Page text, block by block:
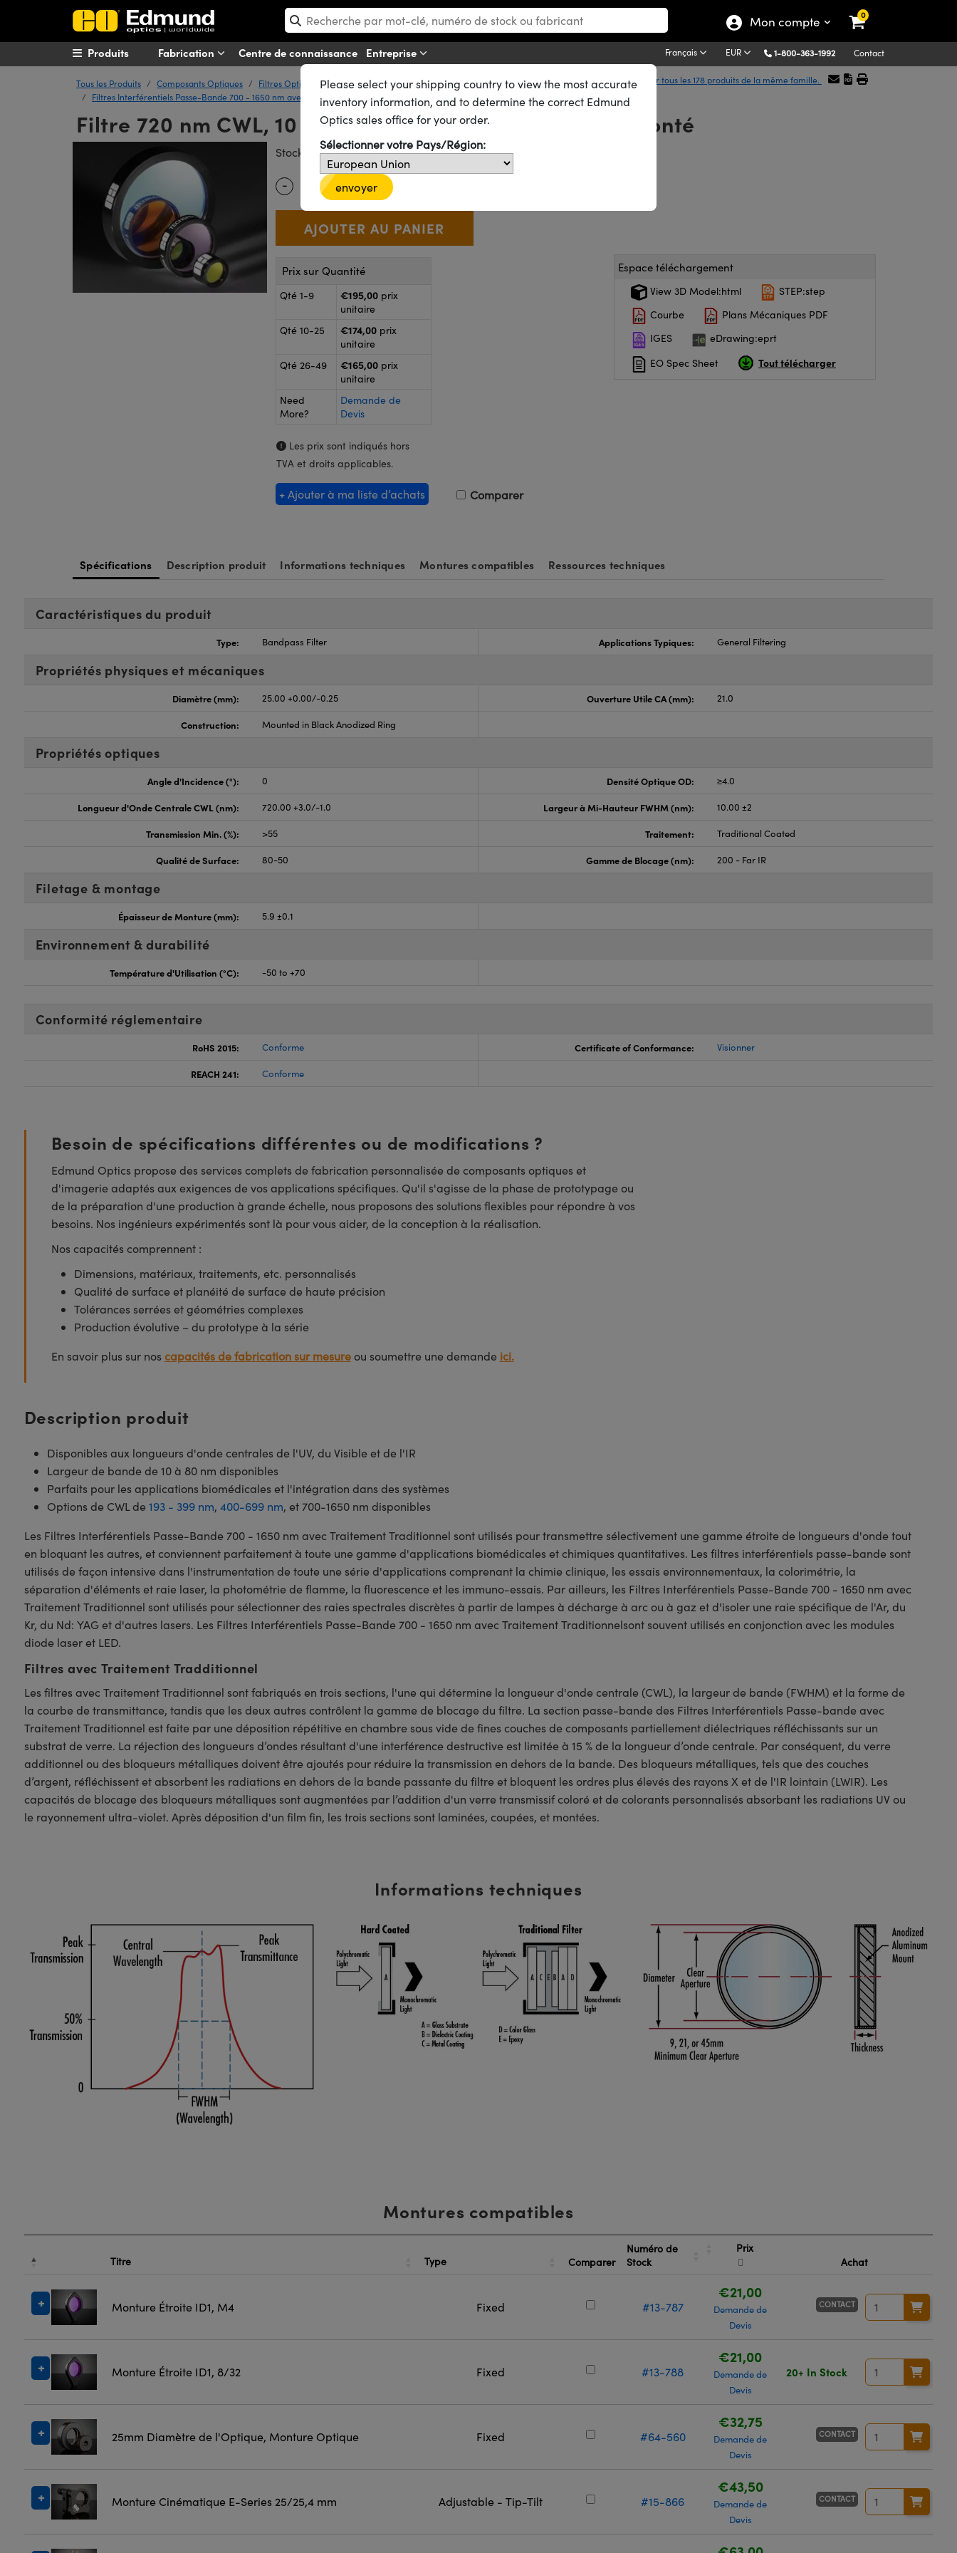
Mon compte 0
Fabrication Centre de connaissance Entreprise Français EUR 1-800-363-1992 Contact
Produits
Tous les Produits Composants Optiques Filtres Optiques
Filtres Passe-Bande
Filtres Interférentiels Passe-Bande 700 - 1650 nm avec Traitement Traditionnel
Afficher tous les 178 produits de la même famille.
Filtre 720 nm CWL, 10 nm FWHM, 25 mm de Diamètre Monté
Stock #67-840 5 In Stock
Quantity Selector
- Use the plus and minus buttons to adjust the quantity.
+ €195,00
Prix sur Quantité
Qté 1-9 €195,00 prix
unitaire
Qté 10-25
€174,00 prix
unitaire
Qté 26-49
€165,00 prix
unitaire
Need
More?
Demande de
Devis
Les prix sont indiqués hors
TVA et droits applicables.
+ Ajouter à ma liste d’achats Comparer
Espace téléchargement
View 3D Model:html
STEP:step
Courbe
Plans Mécaniques PDF
IGES
eDrawing:eprt
EO Spec Sheet
Tout télécharger
Spécifications Description produit Informations techniques Montures compatibles Ressources techniques
Caractéristiques du produit
Type: Bandpass Filter Applications Typiques: General Filtering
Propriétés physiques et mécaniques
Diamètre (mm): 25.00 +0.00/-0.25 Ouverture Utile CA (mm): 21.0
Construction: Mounted in Black Anodized Ring
Propriétés optiques
Angle d'Incidence (°): 0 Densité Optique OD: ≥4.0
Longueur d'Onde Centrale CWL (nm): 720.00 +3.0/-1.0 Largeur à Mi-Hauteur FWHM (nm): 10.00 ±2
Transmission Min. (%): >55 Traitement: Traditional Coated
Qualité de Surface: 80-50 Gamme de Blocage (nm): 200 - Far IR
Filetage & montage
Épaisseur de Monture (mm): 5.9 ±0.1
Environnement & durabilité
Température d'Utilisation (°C): -50 to +70
Conformité réglementaire
RoHS 2015: Conforme Certificate of Conformance: Visionner
REACH 241: Conforme
Besoin de spécifications différentes ou de modifications ?
Edmund Optics propose des services complets de fabrication personnalisée de composants optiques et
d'imagerie adaptés aux exigences de vos applications spécifiques. Qu'il s'agisse de la phase de prototypage ou
de la préparation d'une production à grande échelle, nous proposons des solutions flexibles pour répondre à vos
besoins. Nos ingénieurs expérimentés sont là pour vous aider, de la conception à la réalisation.
Nos capacités comprennent :
Dimensions, matériaux, traitements, etc. personnalisés
Qualité de surface et planéité de surface de haute précision
Tolérances serrées et géométries complexes
Production évolutive – du prototype à la série
En savoir plus sur nos capacités de fabrication sur mesureou soumettre une demande ici.
Description produit
Disponibles aux longueurs d'onde centrales de l'UV, du Visible et de l'IR
Largeur de bande de 10 à 80 nm disponibles
Parfaits pour les applications biomédicales et l'intégration dans des systèmes
Options de CWL de193 - 399 nm, 400-699 nm, et 700-1650 nm disponibles
Les Filtres Interférentiels Passe-Bande 700 - 1650 nm avec Traitement Traditionnel sont utilisés pour transmettre sélectivement une gamme étroite de longueurs d'onde tout
en bloquant les autres, et conviennent parfaitement à toute une gamme d'applications biomédicales et chimiques quantitatives. Les filtres interférentiels passe-bande sont
utilisés de façon intensive dans l'instrumentation de toute une série d'applications comprenant la chimie clinique, les essais environnementaux, la colorimétrie, la
séparation d'éléments et raie laser, la photométrie de flamme, la fluorescence et les immuno-essais. Par ailleurs, les Filtres Interférentiels Passe-Bande 700 - 1650 nm avec
Traitement Traditionnel sont utilisés pour sélectionner des raies spectrales discrètes à partir de lampes à décharge à arc ou à gaz et d'isoler une raie spécifique de l'Ar, du
Kr, du Nd: YAG et d'autres lasers. Les Filtres Interférentiels Passe-Bande 700 - 1650 nm avec Traitement Traditionnelsont souvent utilisés en conjonction avec les modules
diode laser et LED.
Filtres avec Traitement Tradditionnel
Les filtres avec Traitement Traditionnel sont fabriqués en trois sections, l'une qui détermine la longueur d'onde centrale (CWL), la largeur de bande (FWHM) et la forme de
la courbe de transmittance, tandis que les deux autres contrôlent la gamme de blocage du filtre. La section passe-bande des Filtres Interférentiels Passe-bande avec
Traitement Traditionnel est faite par une déposition répétitive en chambre sous vide de fines couches de composants partiellement diélectriques réfléchissants sur un
substrat de verre. La réjection des longueurs d’ondes résultant d'une interférence destructive est limitée à 15 % de la longueur d’onde centrale. Par conséquent, du verre
additionnel ou des bloqueurs métalliques doivent être ajoutés pour réduire la transmission en dehors de la bande. Des bloqueurs métalliques, tels que des couches
d’argent, réfléchissent et absorbent les radiations en dehors de la bande passante du filtre et bloquent les ordres plus élevés des rayons X et de l'IR lointain (LWIR). Les
capacités de blocage des bloqueurs métalliques sont augmentées par l’addition d'un verre transmissif coloré et de colorants personnalisés absorbant les radiations UV ou
le rayonnement ultra-violet. Après déposition d'un film fin, les trois sections sont laminées, coupées, et montées.
Informations techniques
Montures compatibles
Titre Type Comparer
Numéro de
Stock
Prix
Achat
Monture Étroite ID1, M4 Fixed #13-787
€21,00
Demande de
Devis
CONTACT
Monture Étroite ID1, 8/32 Fixed #13-788
€21,00
Demande de
Devis
20+ In Stock
25mm Diamètre de l'Optique, Monture Optique Fixed #64-560
€32,75
Demande de
Devis
CONTACT
Monture Cinématique E-Series 25/25,4 mm Adjustable - Tip-Tilt #15-866
€43,50
Demande de
Devis
CONTACT
Please select your shipping country to view the most accurate
inventory information, and to determine the correct Edmund
Optics sales office for your order.
Sélectionner votre Pays/Région:
envoyer